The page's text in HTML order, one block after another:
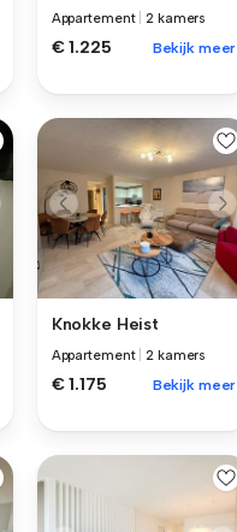
Appartement |2 kamers
€ 1.225 Bekijk meer
Knokke Heist
Appartement |2 kamers
€ 1.175 Bekijk meer